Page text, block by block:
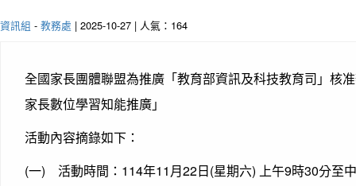
資訊組 - 教務處 | 2025-10-27 | 人氣：164
全國家長團體聯盟為推廣「教育部資訊及科技教育司」核
家長數位學習知能推廣」
活動內容摘錄如下：
(一) 活動時間：114年11月22日(星期六) 上午9時30分至